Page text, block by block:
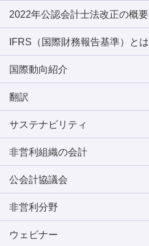
2022年公認会計士法改正の概要
IFRS（国際財務報告基準）とは
国際動向紹介
翻訳
サステナビリティ
非営利組織の会計
公会計協議会
非営利分野
ウェビナー